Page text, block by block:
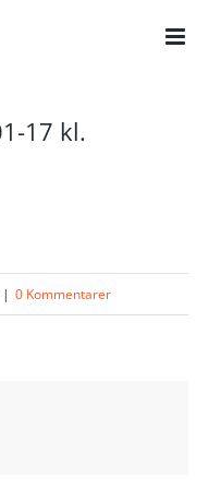
17 kl.
| 0 Kommentarer